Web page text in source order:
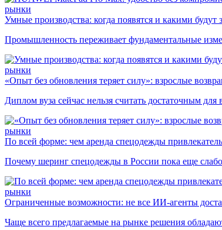
рынки
Умные производства: когда появятся и какими будут
Промышленность переживает фундаментальные
рынки
«Опыт без обновления теряет силу»: взрослые
Диплом вуза сейчас нельзя считать достаточным
рынки
По всей форме: чем аренда спецодежды
Почему шеринг спецодежды в России пока еще
рынки
Ограниченные возможности: не все ИИ-агенты
Чаще всего предлагаемые на рынке решения